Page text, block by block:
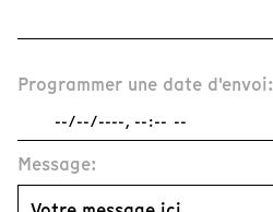
Programmer une date d'envoi:
Message: